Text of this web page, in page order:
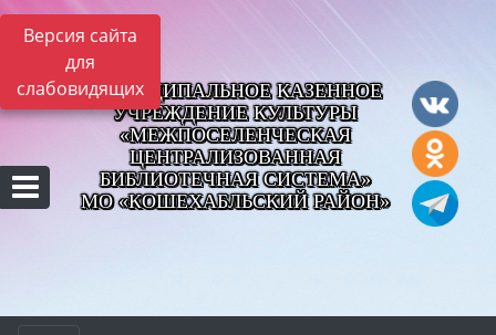
Версия сайта
для
слабовидящихМУНИЦИПАЛЬНОЕ КАЗЕННОЕ
УЧРЕЖДЕНИЕ КУЛЬТУРЫ
«МЕЖПОСЕЛЕНЧЕСКАЯ
ЦЕНТРАЛИЗОВАННАЯ
БИБЛИОТЕЧНАЯ СИСТЕМА»
МО «КОШЕХАБЛЬСКИЙ РАЙОН»